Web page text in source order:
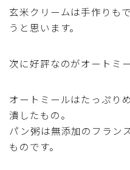
お弁当
ソース・ドレッシング・たれ
ドリンク・シロップ・ジャム類
玄米クリームは手作りも
うと思います。
次に好評なのがオートミ
オートミールはたっぷり
潰したもの。
パン粥は無添加のフラン
ものです。